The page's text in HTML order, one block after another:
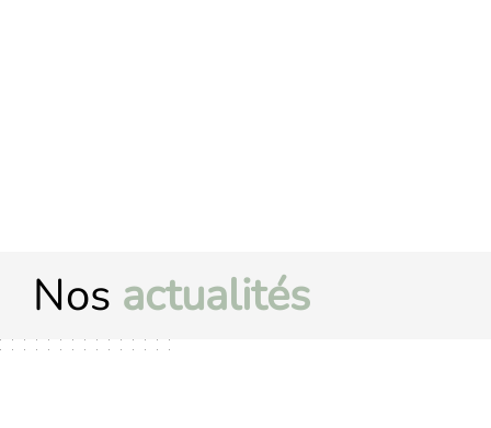
Nos actualités